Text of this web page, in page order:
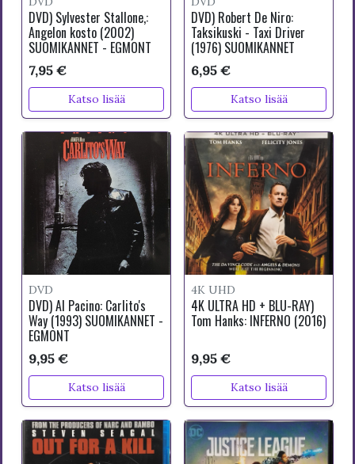
DVD) Sylvester Stallone,:
Angelon kosto (2002)
SUOMIKANNET - EGMONT
7,95 €
Katso lisää
DVD) Robert De Niro:
Taksikuski - Taxi Driver
(1976) SUOMIKANNET
6,95 €
Katso lisää
DVD
DVD) Al Pacino: Carlito's
Way (1993) SUOMIKANNET -
EGMONT
9,95 €
Katso lisää
4K UHD
4K ULTRA HD + BLU-RAY)
Tom Hanks: INFERNO (2016)
9,95 €
Katso lisää